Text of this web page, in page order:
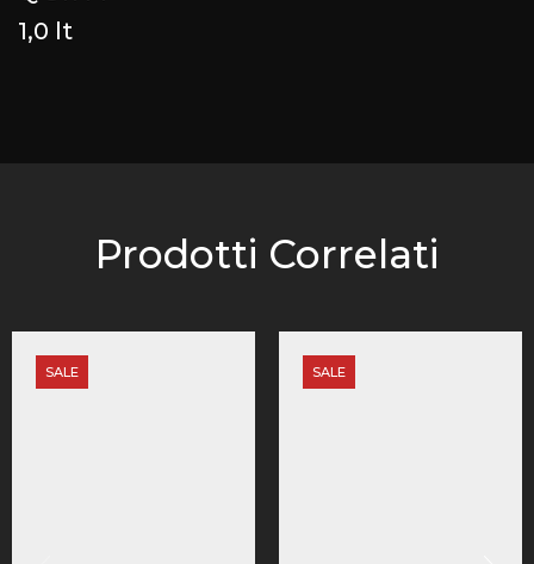
1,0 lt
Prodotti Correlati
SALE SALE